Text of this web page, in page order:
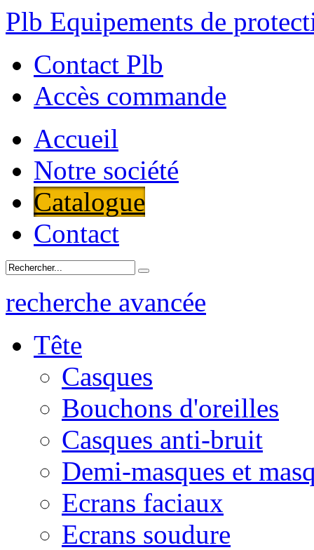
Plb Equipements de
Contact Plb
Accès commande
Accueil
Notre société
Catalogue
Contact
recherche avancée
Tête
Casques
Bouchons d'oreilles
Casques anti-bruit
Demi-masques et
Ecrans faciaux
Ecrans soudure